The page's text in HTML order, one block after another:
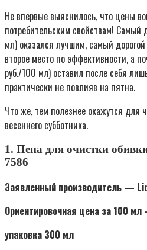
Не впервые выяснилось, что цены
потребительским свойствам! Самый
мл) оказался лучшим, самый
второе место по эффективности, а
руб./100 мл) оставил после себя
практически не повлияв на пятна.
Что же, тем полезнее окажутся для
весеннего субботника.
1. Пена для очистки
7586
Заявленный производитель —
Ориентировочная цена за 100
упаковка 300 мл